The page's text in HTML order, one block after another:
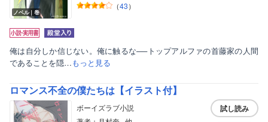
ノベル｜巻
（43）
俺は自分しか信じない。俺に触るな──トップアルファの首藤家の人間
であることを隠…もっと見る
ロマンス不全の僕たちは【イラスト付】
ボーイズラブ小説
試し読み